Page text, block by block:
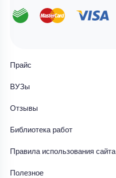
Прайс
ВУЗы
Отзывы
Библиотека работ
Правила использования сайта
Полезное